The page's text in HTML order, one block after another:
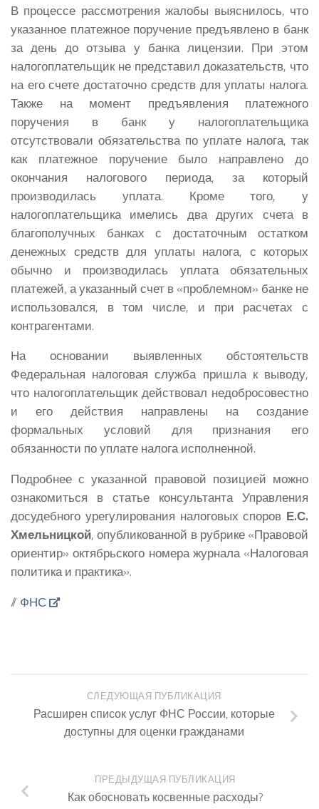
В процессе рассмотрения жалобы выяснилось, что
указанное платежное поручение предъявлено в банк
за день до отзыва у банка лицензии. При этом
налогоплательщик не представил доказательств, что
на его счете достаточно средств для уплаты налога.
Также на момент предъявления платежного
поручения в банк у налогоплательщика
отсутствовали обязательства по уплате налога, так
как платежное поручение было направлено до
окончания налогового периода, за который
производилась уплата. Кроме того, у
налогоплательщика имелись два других счета в
благополучных банках с достаточным остатком
денежных средств для уплаты налога, с которых
обычно и производилась уплата обязательных
платежей, а указанный счет в «проблемном» банке не
использовался, в том числе, и при расчетах с
контрагентами.
На основании выявленных обстоятельств
Федеральная налоговая служба пришла к выводу,
что налогоплательщик действовал недобросовестно
и его действия направлены на создание
формальных условий для признания его
обязанности по уплате налога исполненной.
Подробнее с указанной правовой позицией можно
ознакомиться в статье консультанта Управления
досудебного урегулирования налоговых споров Е.С.
Хмельницкой, опубликованной в рубрике «Правовой
ориентир» октябрьского номера журнала «Налоговая
политика и практика».
// ФНС
СЛЕДУЮЩАЯ ПУБЛИКАЦИЯ
Расширен список услуг ФНС России, которые
доступны для оценки гражданами
ПРЕДЫДУЩАЯ ПУБЛИКАЦИЯ
Как обосновать косвенные расходы?